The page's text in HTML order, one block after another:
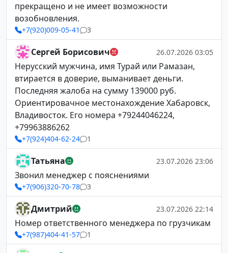
прекращено и не имеет возможности
возобновления.
+7(920)009-05-41 3
Сергей Борисович 26.07.2026 03:05
Нерусский мужчина, имя Турай или Рамазан,
втирается в доверие, выманивает деньги.
Последняя жалоба на сумму 139000 руб.
Ориентировачное местонахождение Хабаровск,
Владивосток. Его номера +79244046224,
+79963886262
+7(924)404-62-24 1
Татьяна 23.07.2026 23:06
Звонил менеджер с пояснениями
+7(906)320-70-78 3
Дмитрий 23.07.2026 22:14
Номер ответственного менеджера по грузчикам
+7(987)404-41-57 1